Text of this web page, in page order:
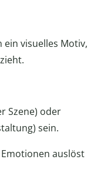
visuelles Motiv,
Szene) oder
sein.
auslöst